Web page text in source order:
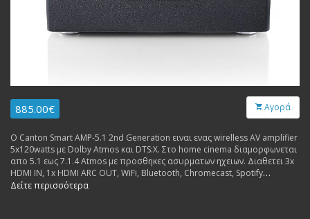
885.00€ Αγορά
O Canton Smart AMP-5.1 2nd Generation ειναι ενας wirelless AV amplifier
5x120watts με Dolby Atmos και DTS:X. Στο home cinema διαμορφωνεται
απο 5.1 εως 7.1.4 Atmos με προσθηκες ασυρματων ηχειων. Διαθετει 3x
HDMI IN, 1x HDMI ARC OUT, WiFi, Bluetooth, Chromecast, Spotify
Connect.
Δείτε περισσότερα